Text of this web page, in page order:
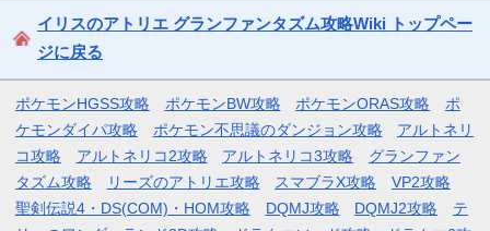
イリスのアトリエ グランファンタズム攻略Wiki トップペー
ジに戻る
ポケモンHGSS攻略 ポケモンBW攻略 ポケモンORAS攻略
ポ
ケモンダイパ攻略
ポケモン不思議のダンジョン攻略
アルトネリ
コ攻略
アルトネリコ2攻略 アルトネリコ3攻略
グランファン
タズム攻略
リーズのアトリエ攻略 スマブラX攻略
VP2攻略
聖剣伝説4・DS(COM)・HOM攻略
DQMJ攻略 DQMJ2攻略
テ